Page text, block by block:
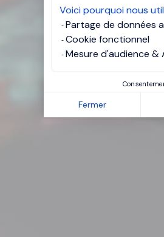
Voici pourquoi nous
Partage de données
Cookie fonctionnel
Mesure d'audience &
Fermer